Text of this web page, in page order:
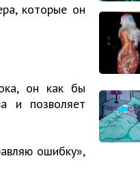
которые он
он как бы
и позволяет
ошибку»,